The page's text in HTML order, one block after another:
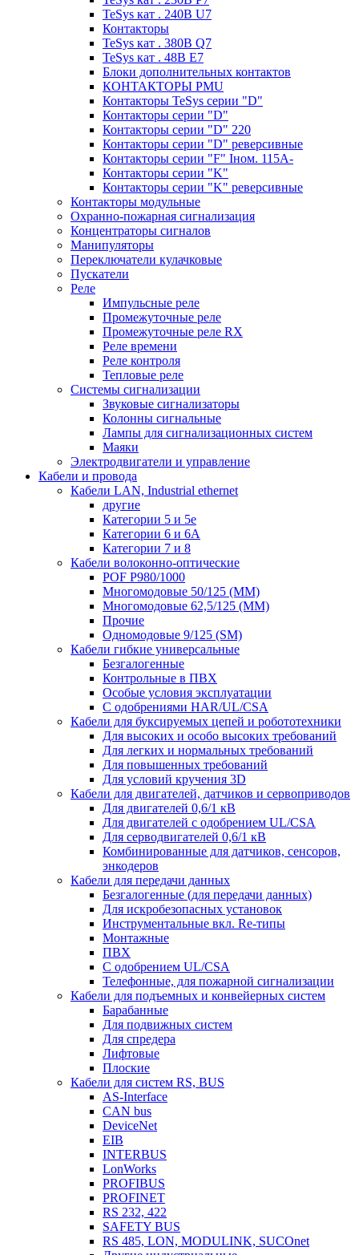
TeSys кат . 240В U7
Контакторы
TeSys кат . 380В Q7
TeSys кат . 48В E7
Блоки дополнительных контактов
КОНТАКТОРЫ PMU
Контакторы TeSys серии "D"
Контакторы серии "D"
Контакторы серии "D" 220
Контакторы серии "D" реверсивные
Контакторы серии "F" Iном. 115А-
Контакторы серии "K"
Контакторы серии "K" реверсивные
Контакторы модульные
Охранно-пожарная сигнализация
Концентраторы сигналов
Манипуляторы
Переключатели кулачковые
Пускатели
Реле
Импульсные реле
Промежуточные реле
Промежуточные реле RX
Реле времени
Реле контроля
Тепловые реле
Системы сигнализации
Звуковые сигнализаторы
Колонны сигнальные
Лампы для сигнализационных систем
Маяки
Электродвигатели и управление
Кабели и провода
Кабели LAN, Industrial ethernet
другие
Категории 5 и 5е
Категории 6 и 6A
Категории 7 и 8
Кабели волоконно-оптические
POF P980/1000
Многомодовые 50/125 (ММ)
Многомодовые 62,5/125 (ММ)
Прочие
Одномодовые 9/125 (SM)
Кабели гибкие универсальные
Безгалогенные
Контрольные в ПВХ
Особые условия эксплуатации
С одобрениями HAR/UL/CSA
Кабели для буксируемых цепей и робототехники
Для высоких и особо высоких требований
Для легких и нормальных требований
Для повышенных требований
Для условий кручения 3D
Кабели для двигателей, датчиков и сервоприводов
Для двигателей 0,6/1 кВ
Для двигателей с одобрением UL/CSA
Для серводвигателей 0,6/1 кВ
Комбинированные для датчиков, cенсоров,
энкодеров
Кабели для передачи данных
Безгалогенные (для передачи данных)
Для искробезопасных установок
Инструментальные вкл. Re-типы
Монтажные
ПВХ
С одобрением UL/CSA
Телефонные, для пожарной сигнализации
Кабели для подъемных и конвейерных систем
Барабанные
Для подвижных систем
Для спредера
Лифтовые
Плоские
Кабели для систем RS, BUS
AS-Interface
CAN bus
DeviceNet
EIB
INTERBUS
LonWorks
PROFIBUS
PROFINET
RS 232, 422
SAFETY BUS
RS 485, LON, MODULINK, SUCOnet